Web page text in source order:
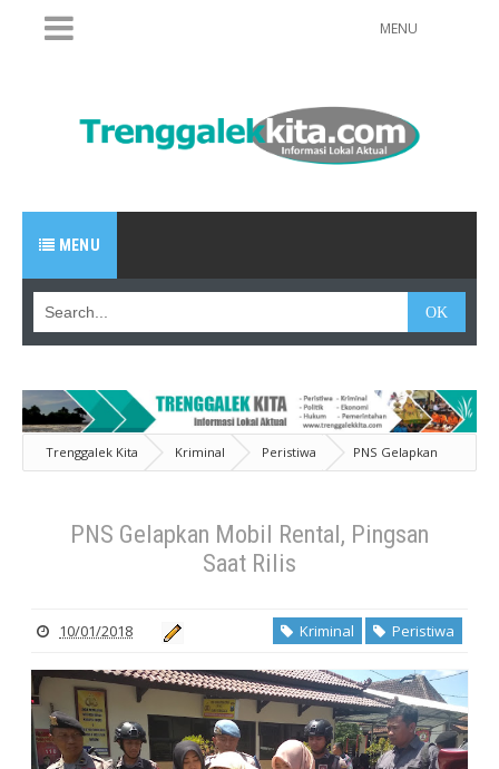
MENU
MENU
Trenggalek Kita Kriminal Peristiwa
PNS Gelapkan
Mobil Rental, Pingsan Saat Rilis
PNS Gelapkan Mobil Rental, Pingsan
Saat Rilis
10/01/2018 Kriminal Peristiwa